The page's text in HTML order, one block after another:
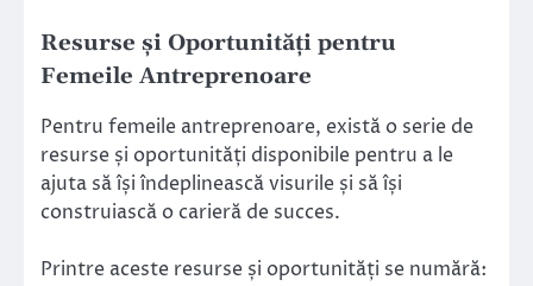
Resurse și Oportunități pentru
Femeile Antreprenoare
Pentru femeile antreprenoare, există o serie de
resurse și oportunități disponibile pentru a le
ajuta să își îndeplinească visurile și să își
construiască o carieră de succes.
Printre aceste resurse și oportunități se numără: